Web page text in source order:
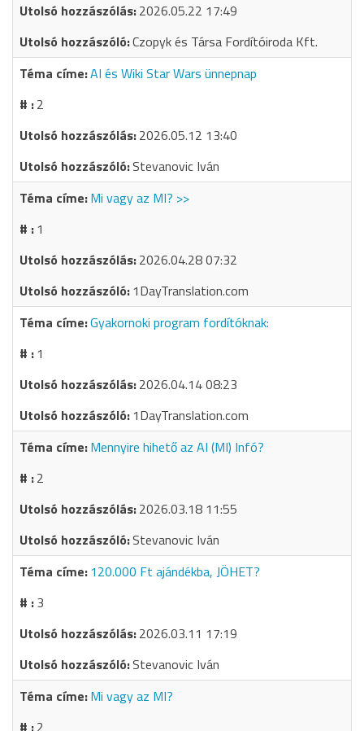
2026.05.22 17:49
Czopyk és Társa Fordítóiroda Kft.
AI és Wiki Star Wars ünnepnap
2
2026.05.12 13:40
Stevanovic Iván
Mi vagy az MI? >>
1
2026.04.28 07:32
1DayTranslation.com
Gyakornoki program fordítóknak:
1
2026.04.14 08:23
1DayTranslation.com
Mennyire hihető az AI (MI) Infó?
2
2026.03.18 11:55
Stevanovic Iván
120.000 Ft ajándékba, JÖHET?
3
2026.03.11 17:19
Stevanovic Iván
Mi vagy az MI?
2